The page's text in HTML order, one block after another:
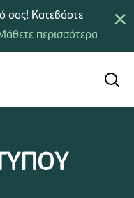
×
σας! Κατεβάστε
περισσότερα